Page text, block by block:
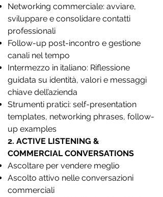
Networking commerciale: avviare,
sviluppare e consolidare contatti
professionali
Follow-up post-incontro e gestione
canali nel tempo
Intermezzo in italiano: Riflessione
guidata su identità, valori e messaggi
chiave dell’azienda
Strumenti pratici: self-presentation
templates, networking phrases, follow-
up examples
2. ACTIVE LISTENING &
COMMERCIAL CONVERSATIONS
Ascoltare per vendere meglio
Ascolto attivo nelle conversazioni
commerciali